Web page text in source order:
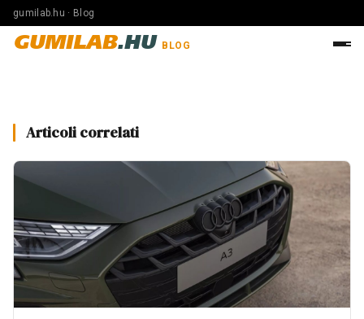
gumilab.hu · Blog
GUMILAB.HU BLOG
Articoli correlati